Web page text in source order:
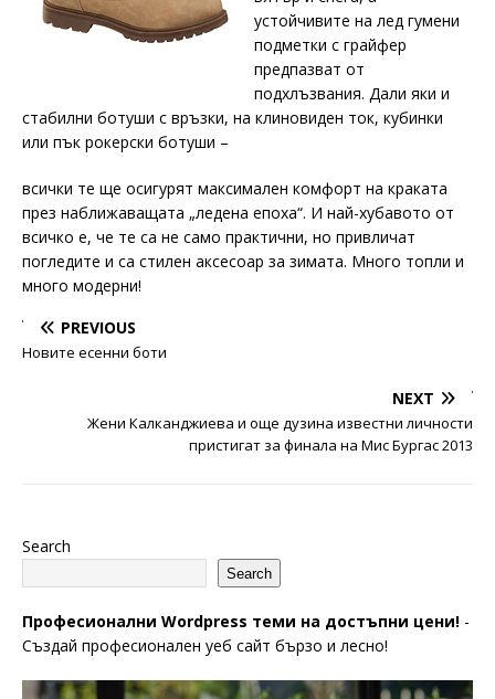
устойчивите на лед гумени
подметки с грайфер
предпазват от
подхлъзвания. Дали яки и
стабилни ботуши с връзки, на клиновиден ток, кубинки
или пък рокерски ботуши –
всички те ще осигурят максимален комфорт на краката
през наближаващата „ледена епоха“. И най-хубавото от
всичко е, че те са не само практични, но привличат
погледите и са стилен аксесоар за зимата. Много топли и
много модерни!
PREVIOUS
Новите есенни боти
NEXT
Жени Калканджиева и още дузина известни личности
пристигат за финала на Мис Бургас 2013
Search
Search
Професионални Wordpress теми на достъпни цени! -
Създай професионален уеб сайт бързо и лесно!